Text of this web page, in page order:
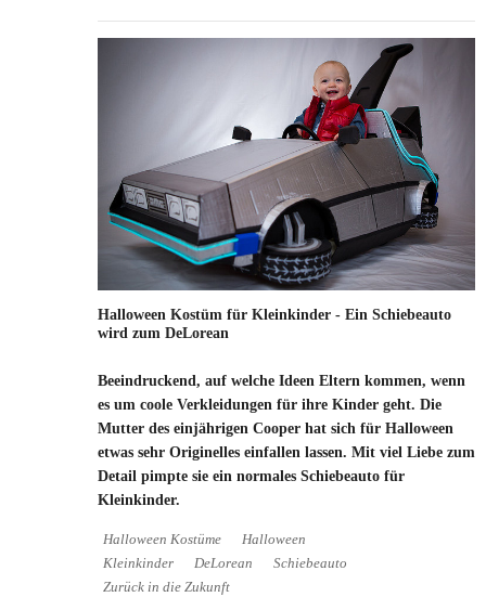
Halloween Kostüm für Kleinkinder - Ein Schiebeauto
wird zum DeLorean
Beeindruckend, auf welche Ideen Eltern kommen, wenn
es um coole Verkleidungen für ihre Kinder geht. Die
Mutter des einjährigen Cooper hat sich für Halloween
etwas sehr Originelles einfallen lassen. Mit viel Liebe zum
Detail pimpte sie ein normales Schiebeauto für
Kleinkinder.
Halloween Kostüme
Halloween
Kleinkinder
DeLorean
Schiebeauto
Zurück in die Zukunft